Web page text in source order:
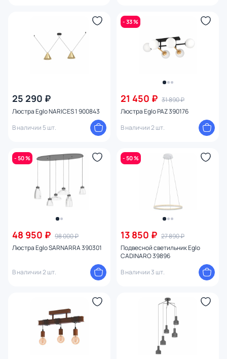
25 290 ₽
Люстра Eglo NARICES 1 900843
В наличии 5 шт.
- 33 %
21 450 ₽ 31 890 ₽
Люстра Eglo PAZ 390176
В наличии 2 шт.
- 50 %
48 950 ₽ 98 000 ₽
Люстра Eglo SARNARRA 390301
В наличии 2 шт.
- 50 %
13 850 ₽ 27 890 ₽
Подвесной светильник Eglo
CADINARO 39896
В наличии 3 шт.